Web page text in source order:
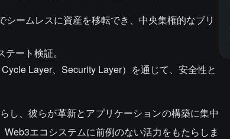
ームレスに資産を移転でき、中央集権的なブリ
ート検証。
Layer、Security Layer）を通じて、安全性と
し、彼らが革新とアプリケーションの構築に集中
エコシステムに前例のない活力をもたらしま